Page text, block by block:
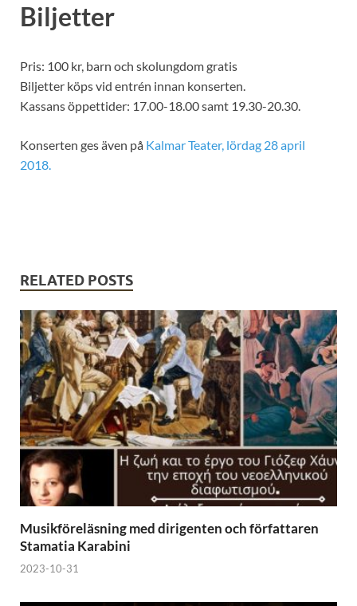
Biljetter
Pris: 100 kr, barn och skolungdom gratis
Biljetter köps vid entrén innan konserten.
Kassans öppettider: 17.00-18.00 samt 19.30-20.30.
Konserten ges även på Kalmar Teater, lördag 28 april
2018.
RELATED POSTS
Musikföreläsning med dirigenten och författaren
Stamatia Karabini
2023-10-31